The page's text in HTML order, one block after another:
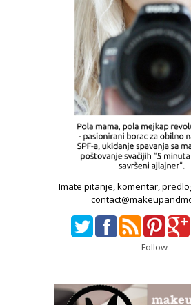
Imate pitanje, komentar,
Follow